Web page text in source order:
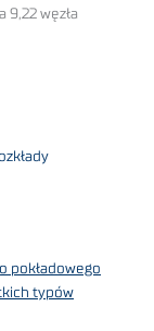
9,22 węzła
pokładowego
typów